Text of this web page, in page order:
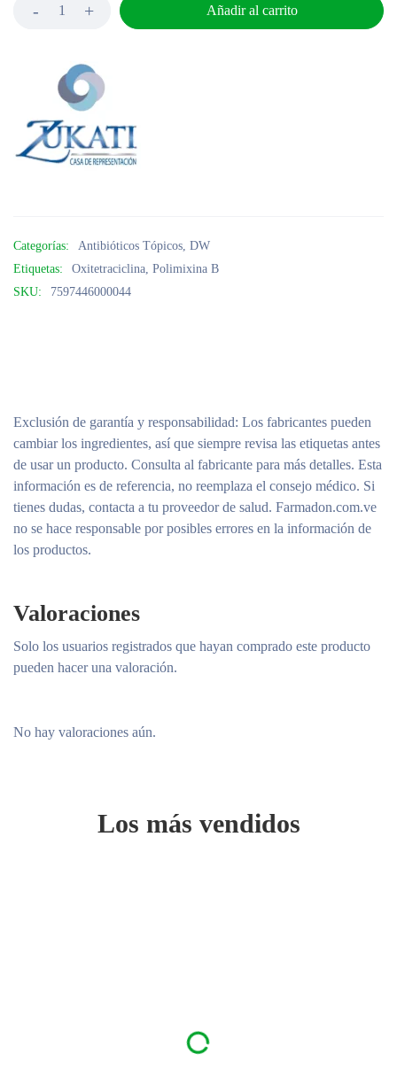
Añadir al carrito
Categorías: Antibióticos Tópicos, DW
Etiquetas:
Oxitetraciclina, Polimixina B
SKU:
7597446000044
Exclusión de garantía y responsabilidad: Los fabricantes pueden
cambiar los ingredientes, así que siempre revisa las etiquetas antes
de usar un producto. Consulta al fabricante para más detalles. Esta
información es de referencia, no reemplaza el consejo médico. Si
tienes dudas, contacta a tu proveedor de salud. Farmadon.com.ve
no se hace responsable por posibles errores en la información de
los productos.
Valoraciones
No hay valoraciones aún.
Solo los usuarios registrados que hayan comprado este producto
pueden hacer una valoración.
Los más vendidos